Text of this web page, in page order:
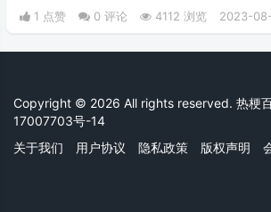
1 点赞 0 评论 4112 浏览 2023-
Copyright © 2026 All rights reserved. 热梗
17007703号-14
关于我们
用户协议 隐私政策 版权声明